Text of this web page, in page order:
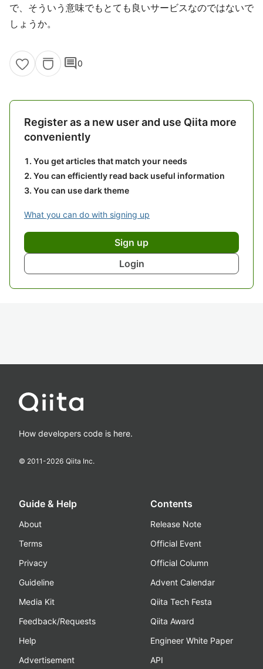
で、そういう意味でもとても良いサービスなのではないで
しょうか。
comment0
Register as a new user and use Qiita more
conveniently
You get articles that match your needs
You can efficiently read back useful information
You can use dark theme
What you can do with signing up
Sign up
Login
How developers code is here.
© 2011-2026 Qiita Inc.
Guide & Help
About
Terms
Privacy
Guideline
Media Kit
Feedback/Requests
Help
Advertisement
Contents
Release Note
Official Event
Official Column
Advent Calendar
Qiita Tech Festa
Qiita Award
Engineer White Paper
API